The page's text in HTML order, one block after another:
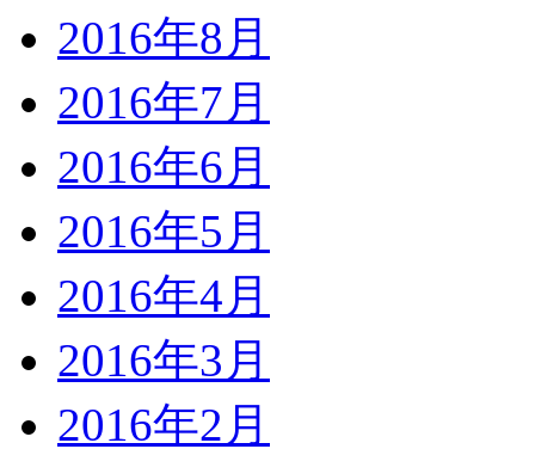
2016年8月
2016年7月
2016年6月
2016年5月
2016年4月
2016年3月
2016年2月